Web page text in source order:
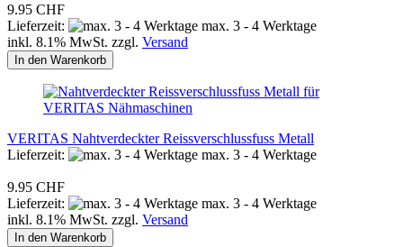
9.95 CHF
Lieferzeit:
max. 3 - 4 Werktage
inkl. 8.1% MwSt. zzgl. Versand
In den Warenkorb
VERITAS Nahtverdeckter Reissverschlussfuss Metall
Lieferzeit:
max. 3 - 4 Werktage
9.95 CHF
Lieferzeit:
max. 3 - 4 Werktage
inkl. 8.1% MwSt. zzgl. Versand
In den Warenkorb